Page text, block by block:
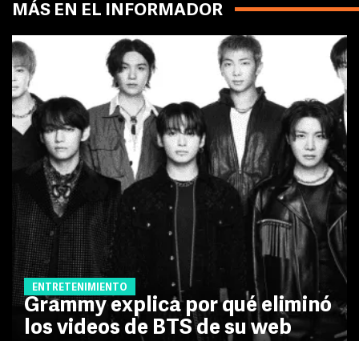
MÁS EN EL INFORMADOR
ENTRETENIMIENTO
Grammy explica por qué eliminó
los videos de BTS de su web